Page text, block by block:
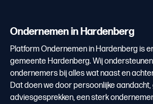
Ondernemen in Hardenberg
Platform Ondernemen in Hardenberg is
gemeente Hardenberg. Wij
ondernemers bij alles wat naast en
Dat doen we door persoonlijke
adviesgesprekken, een sterk